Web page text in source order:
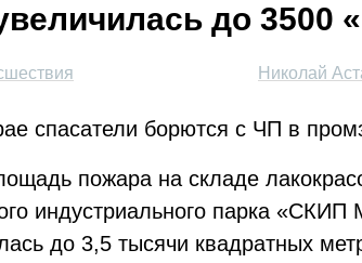
до 3500
Николай
спасатели борются с ЧП в
пожара на складе
индустриального парка «СКИП
до 3,5 тысячи квадратных